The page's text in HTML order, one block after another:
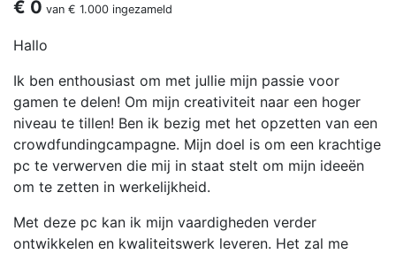
€ 0 van € 1.000 ingezameld
Hallo
Ik ben enthousiast om met jullie mijn passie voor
gamen te delen! Om mijn creativiteit naar een hoger
niveau te tillen! Ben ik bezig met het opzetten van een
crowdfundingcampagne. Mijn doel is om een krachtige
pc te verwerven die mij in staat stelt om mijn ideeën
om te zetten in werkelijkheid.
Met deze pc kan ik mijn vaardigheden verder
ontwikkelen en kwaliteitswerk leveren. Het zal me